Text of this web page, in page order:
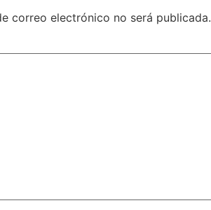
correo electrónico no será publicada.